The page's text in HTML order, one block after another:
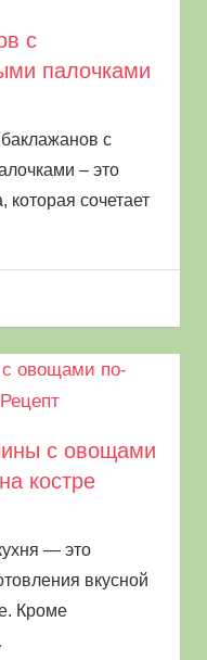
с
палочками
с
– это
которая сочетает
с овощами
костре
— это
вкусной
Кроме